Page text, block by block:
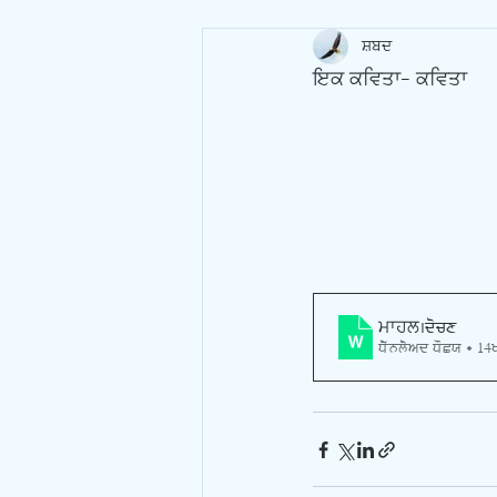
ਸ਼ਬਦ
ਇਕ ਕਵਿਤਾ- ਕਵਿਤਾ
ਮਾਹਲ.docx
Download DOCX •